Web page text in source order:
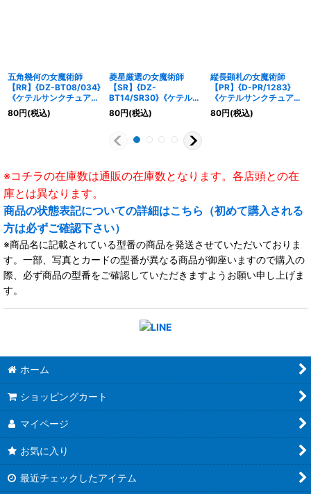
五角幾何の女魔術師
【RR】{DZ-BT08/034}
《ケテルサンクチュア
リ》
80円(税込)
菱星厳選の女魔術師
【SR】{DZ-
BT14/SR30}《ケテルサ
ンクチュアリ》
80円(税込)
縦長顕札の女魔術師
【PR】{D-PR/1283}
《ケテルサンクチュア
リ》
80円(税込)
※コチラの在庫数は通販の在庫数となります。各店頭との在
庫とは異なります。
商品の状態表記についての詳細はこちら（初めて購入される
方は必ずご確認下さい）
※商品名に記載されている型番の商品を発送させていただいておりま
す。一部、写真とカードの型番が異なる商品が御座いますので購入の
際、必ず商品の型番をご確認していただきますようお願い申し上げま
す。
ホーム
ショッピングカート
マイページ
お気に入り
最近チェックしたアイテム